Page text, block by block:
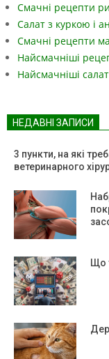
Смачні рецепти
Салат з куркою і
Смачні рецепти
Найсмачніші
Найсмачніші
НЕДАВНІ ЗАПИСИ
3 пункти, на які
ветеринарного
Що